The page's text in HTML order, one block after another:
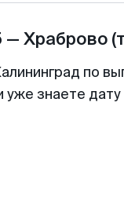
— Храброво
по
знаете